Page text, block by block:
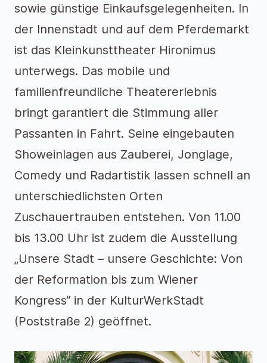
sowie günstige Einkaufsgelegenheiten. In
der Innenstadt und auf dem Pferdemarkt
ist das Kleinkunsttheater Hironimus
unterwegs. Das mobile und
familienfreundliche Theatererlebnis
bringt garantiert die Stimmung aller
Passanten in Fahrt. Seine eingebauten
Showeinlagen aus Zauberei, Jonglage,
Comedy und Radartistik lassen schnell an
unterschiedlichsten Orten
Zuschauertrauben entstehen. Von 11.00
bis 13.00 Uhr ist zudem die Ausstellung
„Unsere Stadt – unsere Geschichte: Von
der Reformation bis zum Wiener
Kongress“ in der KulturWerkStadt
(Poststraße 2) geöffnet.